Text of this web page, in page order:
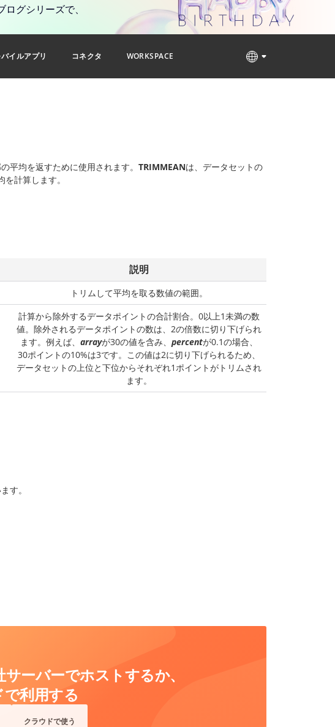
グシリーズで、
イルアプリ コネクタ WORKSPACE
平均を返すために使用されます。 TRIMMEANは、データセットの
計算します。
説明
トリムして平均を取る数値の範囲。
計算から除外するデータポイントの合計割合。0以上1未満の数
値。除外されるデータポイントの数は、2の倍数に切り下げられ
ます。例えば、 arrayが30の値を含み、 percentが0.1の場合、
30ポイントの10%は3です。この値は2に切り下げられるため、
データセットの上位と下位からそれぞれ1ポイントがトリムされ
ます。
す。
ーバーでホストするか、
利用する
クラウドで使う